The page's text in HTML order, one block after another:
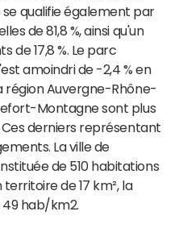
qualifie également par
de 81,8 %, ainsi qu'un
de 17,8 %. Le parc
amoindri de -2,4 % en
région Auvergne-Rhône-
Montagne sont plus
derniers représentant
La ville de
de 510 habitations
territoire de 17 km², la
hab/km2.